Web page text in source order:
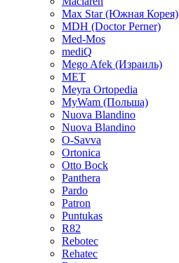
Max Star (Южная Корея)
MDH (Doctor Perner)
Med-Mos
mediQ
Mego Afek (Израиль)
MET
Meyra Ortopedia
MyWam (Польша)
Nuova Blandino
Nuova Blandino
O-Savva
Ortonica
Otto Bock
Panthera
Pardo
Patron
Puntukas
R82
Rebotec
Rehatec